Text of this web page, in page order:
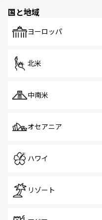
で、ホーカーズは
国と地域
ヨーロッパ
北米
中南米
オセアニア
ハワイ
リゾート